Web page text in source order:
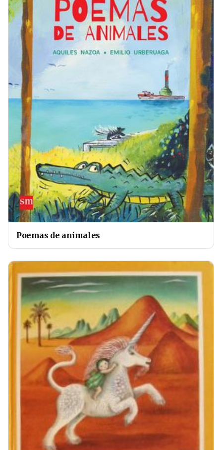
Poemas de animales